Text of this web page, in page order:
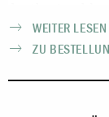
schätzen. In der
rechtlichen
vorgegangen
WEITER LESEN
ZU